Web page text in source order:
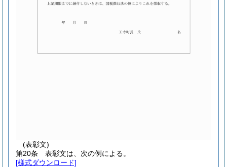
(表彰文)
第20条
表彰文は、次の例による。
[様式ダウンロード]